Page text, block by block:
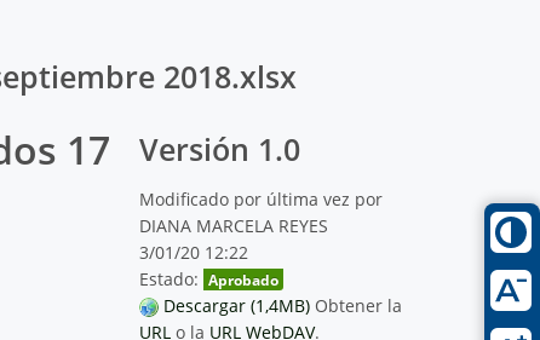
2018.xlsx
17
Versión 1.0
Modificado por última vez por
DIANA MARCELA REYES
3/01/20 12:22
Estado: Aprobado
Descargar (1,4MB) Obtener la
URL o la URL WebDAV.